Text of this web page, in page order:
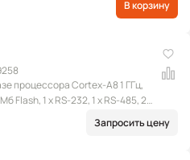
В корзину
процессора Cortex-A8 1 ГГц,
Flash, 1 x RS-232, 1 x RS-485, 2 x
Запросить цену